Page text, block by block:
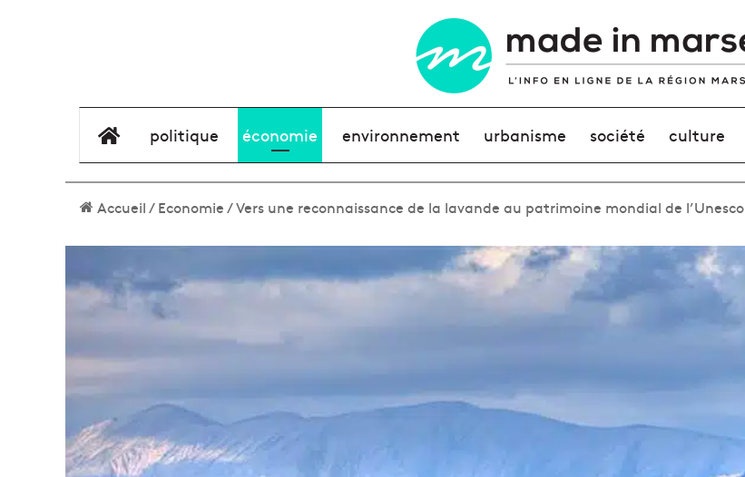
élément de menu
politique économie environnement urbanisme société culture
Accueil/Economie/Vers une reconnaissance de la lavande au patrimoine mondial de l’Unesco